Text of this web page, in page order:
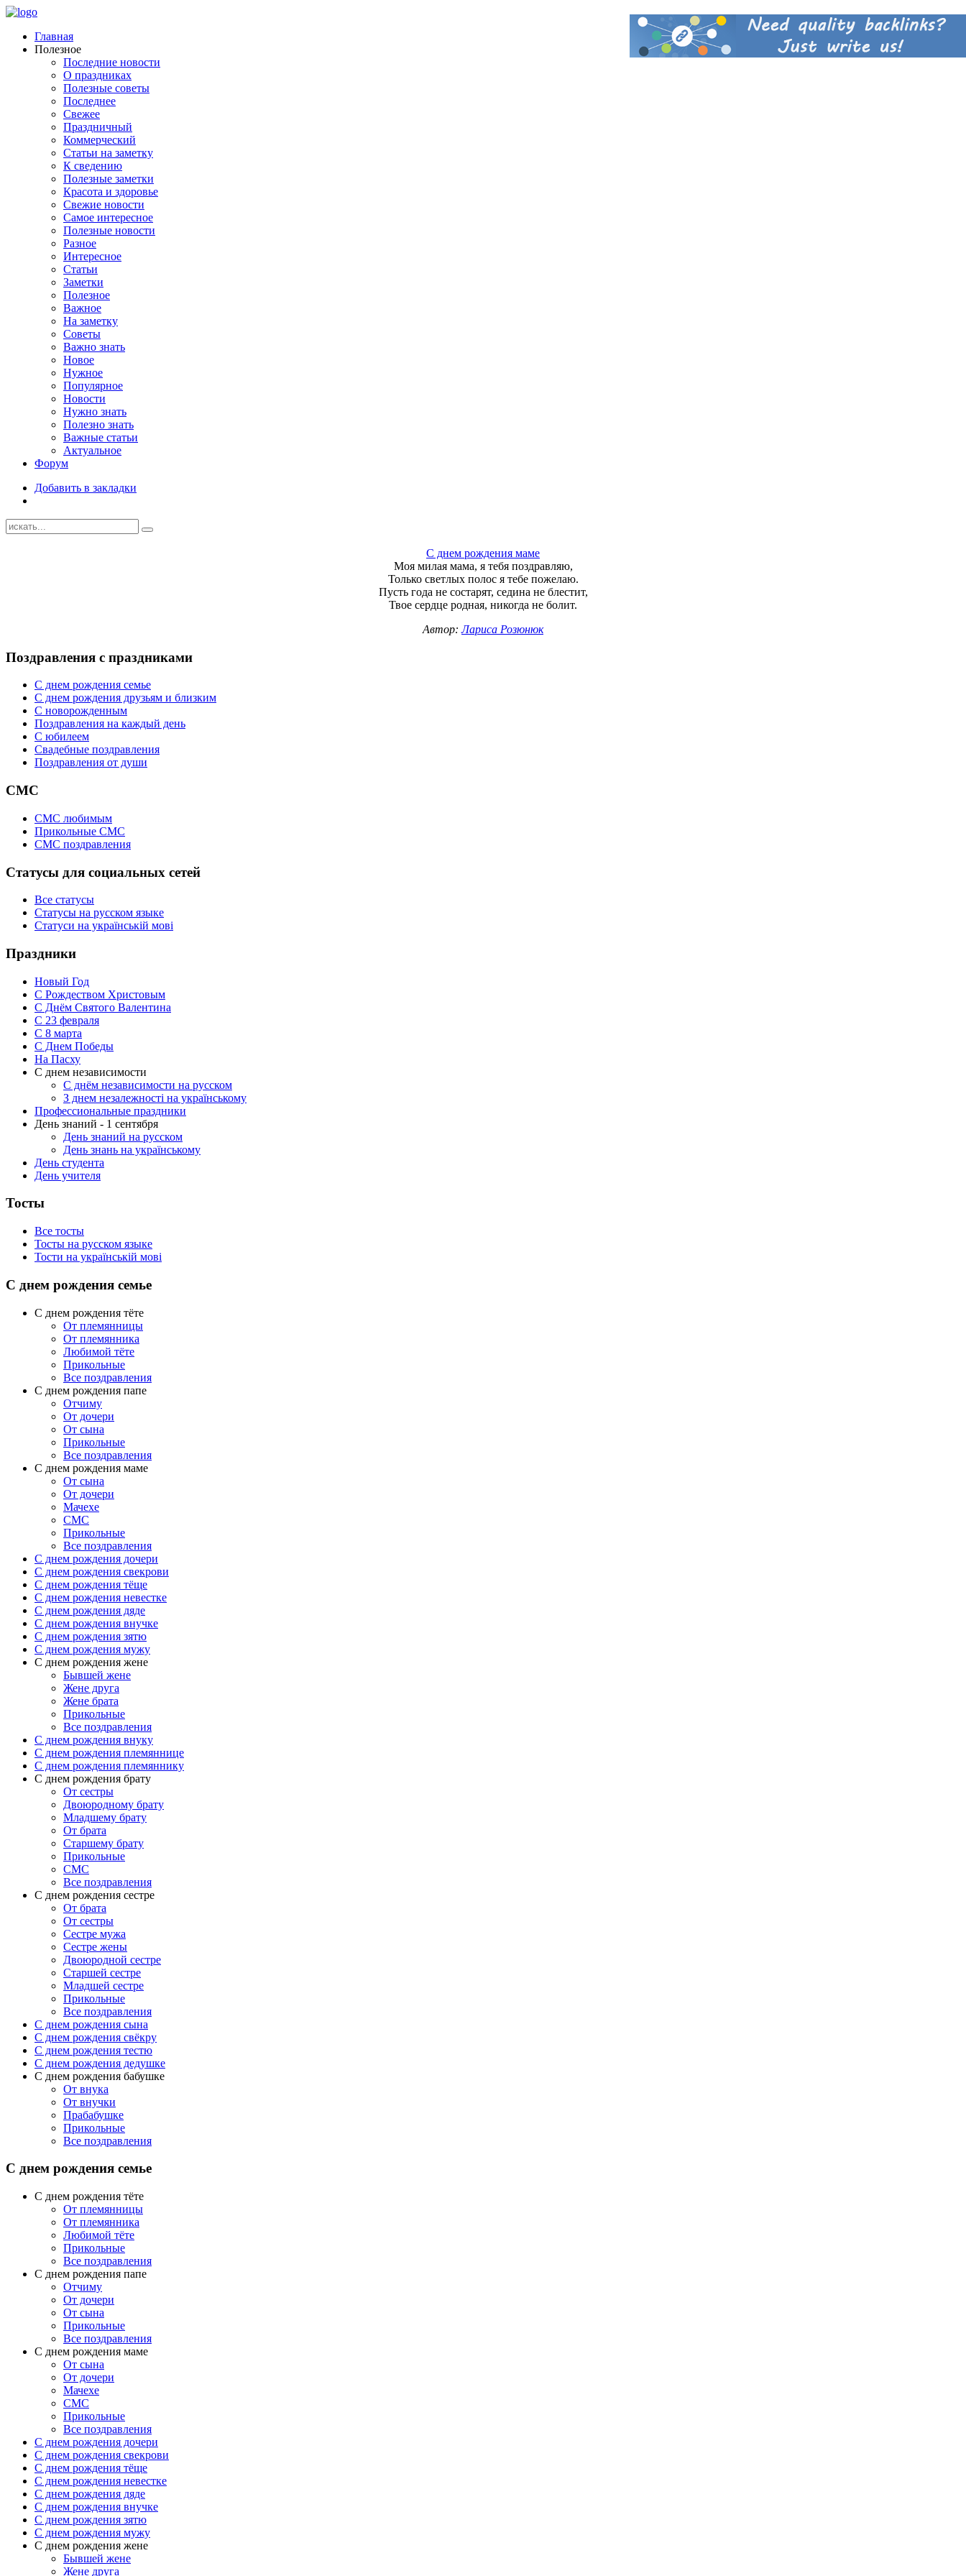
Главная
Полезное
Последние новости
О праздниках
Полезные советы
Последнее
Свежее
Праздничный
Коммерческий
Статьи на заметку
К сведению
Полезные заметки
Красота и здоровье
Свежие новости
Самое интересное
Полезные новости
Разное
Интересное
Статьи
Заметки
Полезное
Важное
На заметку
Советы
Важно знать
Новое
Нужное
Популярное
Новости
Нужно знать
Полезно знать
Важные статьи
Актуальное
Форум
Добавить в закладки
С днем рождения маме
Моя милая мама, я тебя поздравляю,
Только светлых полос я тебе пожелаю.
Пусть года не состарят, седина не блестит,
Твое сердце родная, никогда не болит.
Автор:Лариса Розюнюк
Поздравления с праздниками
С днем рождения семье
С днем рождения друзьям и близким
C новорожденным
Поздравления на каждый день
С юбилеем
Свадебные поздравления
Поздравления от души
СМС
СМС любимым
Прикольные СМС
СМС поздравления
Статусы для социальных сетей
Все статусы
Статусы на русском языке
Статуси на українській мові
Праздники
Новый Год
С Рождеством Христовым
С Днём Святого Валентина
С 23 февраля
C 8 марта
С Днем Победы
На Пасху
С днем независимости
С днём независимости на русском
З днем незалежності на українському
Профессиональные праздники
День знаний - 1 сентября
День знаний на русском
День знань на українському
День студента
День учителя
Тосты
Все тосты
Тосты на русском языке
Тости на українській мові
С днем рождения семье
С днем рождения тёте
От племянницы
От племянника
Любимой тёте
Прикольные
Все поздравления
C днем рождения папе
Отчиму
От дочери
От сына
Прикольные
Все поздравления
С днем рождения маме
От сына
От дочери
Мачехе
СМС
Прикольные
Все поздравления
C днем рождения дочери
C днем рождения свекрови
C днем рождения тёще
C днем рождения невестке
C днем рождения дяде
C днем рождения внучке
C днем рождения зятю
C днем рождения мужу
С днем рождения жене
Бывшей жене
Жене друга
Жене брата
Прикольные
Все поздравления
C днем рождения внуку
C днем рождения племяннице
C днем рождения племяннику
C днем рождения брату
От сестры
Двоюродному брату
Младшему брату
От брата
Старшему брату
Прикольные
СМС
Все поздравления
С днем рождения сестре
От брата
От сестры
Сестре мужа
Сестре жены
Двоюродной сестре
Старшей сестре
Младшей сестре
Прикольные
Все поздравления
C днем рождения сына
C днем рождения свёкру
C днем рождения тестю
С днем рождения дедушке
С днем рождения бабушке
От внука
От внучки
Прабабушке
Прикольные
Все поздравления
С днем рождения семье
С днем рождения тёте
От племянницы
От племянника
Любимой тёте
Прикольные
Все поздравления
C днем рождения папе
Отчиму
От дочери
От сына
Прикольные
Все поздравления
С днем рождения маме
От сына
От дочери
Мачехе
СМС
Прикольные
Все поздравления
C днем рождения дочери
C днем рождения свекрови
C днем рождения тёще
C днем рождения невестке
C днем рождения дяде
C днем рождения внучке
C днем рождения зятю
C днем рождения мужу
С днем рождения жене
Бывшей жене
Жене друга